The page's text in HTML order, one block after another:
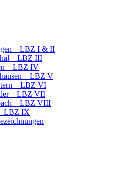
– LBZ I & II
– LBZ III
– LBZ IV
– LBZ V
– LBZ VI
– LBZ VII
– LBZ VIII
LBZ IX